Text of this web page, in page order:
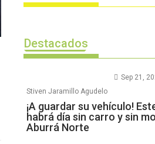
Destacados
Sep 21,
Stiven Jaramillo Agudelo
¡A guardar su vehículo!
habrá día sin carro y sin
Aburrá Norte